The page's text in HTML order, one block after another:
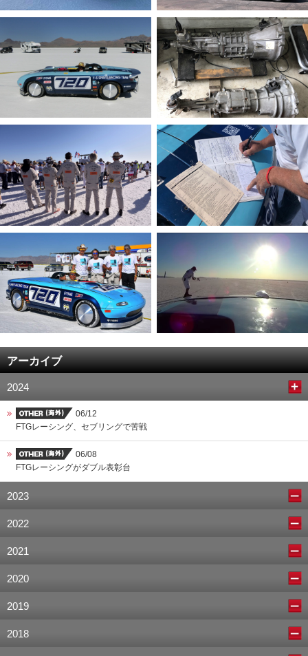
アーカイブ
2024
06/12
FTGレーシング、セブリングで苦戦
06/08
FTGレーシングがダブル表彰台
2023
2022
2021
2020
2019
2018